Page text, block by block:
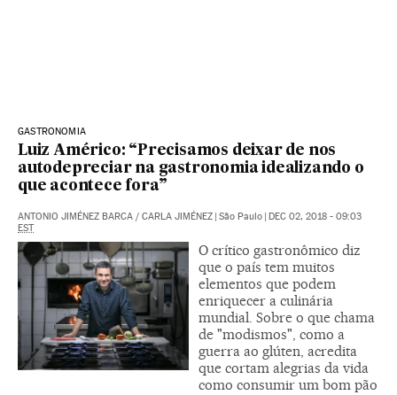
GASTRONOMIA
Luiz Américo: “Precisamos deixar de nos
autodepreciar na gastronomia idealizando o
que acontece fora”
ANTONIO JIMÉNEZ BARCA / CARLA JIMÉNEZ São Paulo
DEC 02, 2018 - 09:03
EST
O crítico gastronômico diz
que o país tem muitos
elementos que podem
enriquecer a culinária
mundial. Sobre o que chama
de "modismos", como a
guerra ao glúten, acredita
que cortam alegrias da vida
como consumir um bom pão